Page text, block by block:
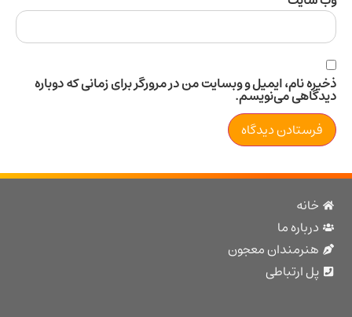
نام، ایمیل و وبسایت من در مرورگر برای زمانی که دوباره
می‌نویسم.
ما
معجون
ارتباطی